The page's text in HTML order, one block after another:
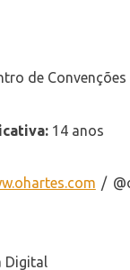
de Convenções
14 anos
/
Digital